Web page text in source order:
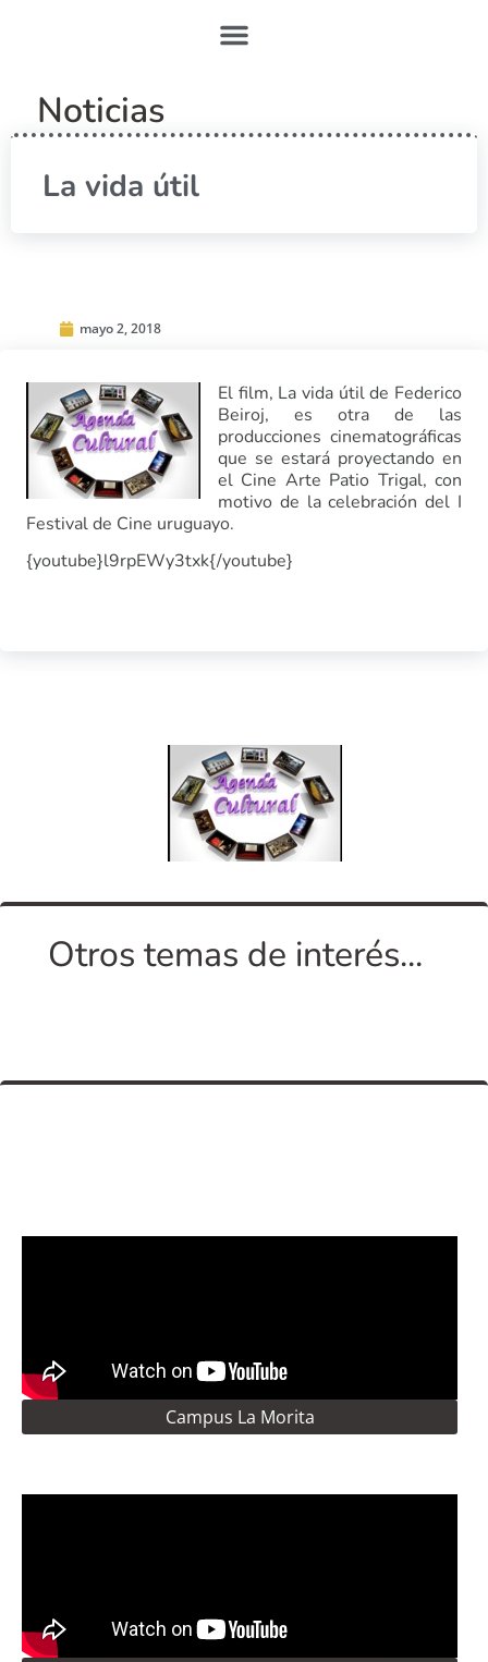
Noticias
La vida útil
mayo 2, 2018
El film, La vida útil de Federico
Beiroj, es otra de las
producciones cinematográficas
que se estará proyectando en
el Cine Arte Patio Trigal, con
motivo de la celebración del I
Festival de Cine uruguayo.
{youtube}l9rpEWy3txk{/youtube}
Otros temas de interés...
Campus La Morita